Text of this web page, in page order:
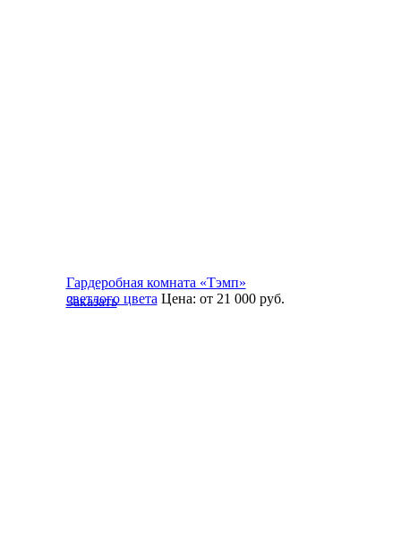
Гардеробная комната «Тэмп»
светлого цвета Цена: от 21 000руб.
Заказать